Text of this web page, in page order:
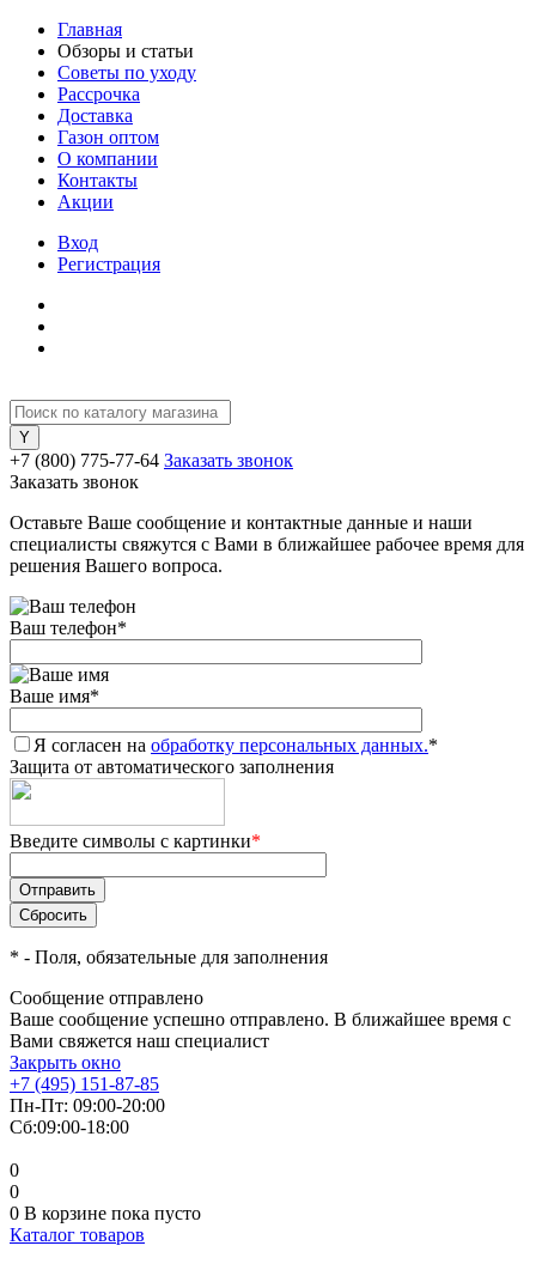
Главная
Обзоры и статьи
Советы по уходу
Рассрочка
Доставка
Газон оптом
О компании
Контакты
Акции
Вход
Регистрация
+7 (800) 775-77-64 Заказать звонок
Заказать звонок
Оставьте Ваше сообщение и контактные данные и наши
специалисты свяжутся с Вами в ближайшее рабочее время для
решения Вашего вопроса.
Ваш телефон*
Ваше имя*
Я согласен на обработку персональных данных.*
Защита от автоматического заполнения
Введите символы с картинки*
* - Поля, обязательные для заполнения
Сообщение отправлено
Ваше сообщение успешно отправлено. В ближайшее время с
Вами свяжется наш специалист
Закрыть окно
+7 (495) 151-87-85
Пн-Пт: 09:00-20:00
Сб:09:00-18:00
0
0
0 В корзине пока пусто
Каталог товаров